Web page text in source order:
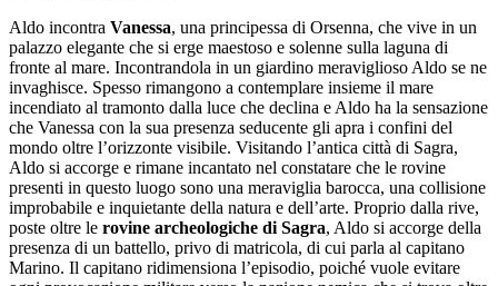
Aldo incontra Vanessa, una principessa di Orsenna, che vive in un
palazzo elegante che si erge maestoso e solenne sulla laguna di
fronte al mare. Incontrandola in un giardino meraviglioso Aldo se ne
invaghisce. Spesso rimangono a contemplare insieme il mare
incendiato al tramonto dalla luce che declina e Aldo ha la sensazione
che Vanessa con la sua presenza seducente gli apra i confini del
mondo oltre l’orizzonte visibile. Visitando l’antica città di Sagra,
Aldo si accorge e rimane incantato nel constatare che le rovine
presenti in questo luogo sono una meraviglia barocca, una collisione
improbabile e inquietante della natura e dell’arte. Proprio dalla rive,
poste oltre le rovine archeologiche di Sagra, Aldo si accorge della
presenza di un battello, privo di matricola, di cui parla al capitano
Marino. Il capitano ridimensiona l’episodio, poiché vuole evitare